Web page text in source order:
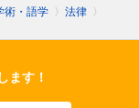
術・語学 〉 法律 〉
ます！